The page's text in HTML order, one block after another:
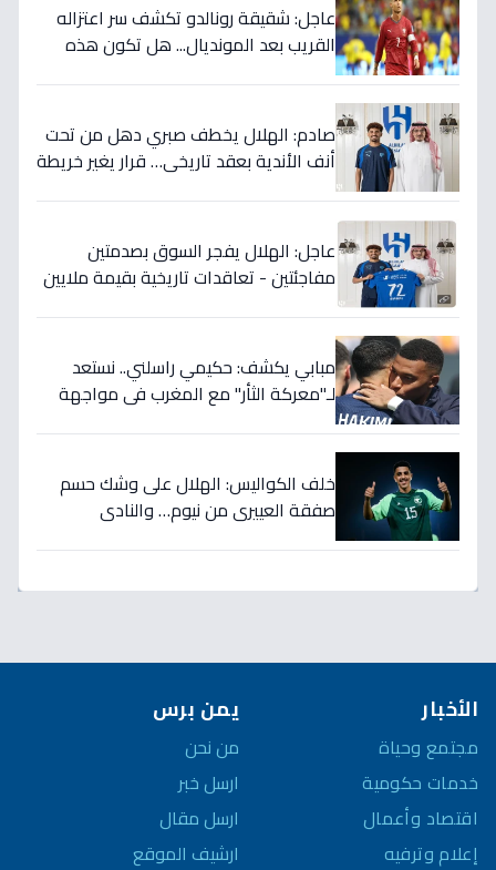
عاجل: شقيقة رونالدو تكشف سر اعتزاله
القريب بعد المونديال... هل تكون هذه
صادم: الهلال يخطف صبري دهل من تحت
أنف الأندية بعقد تاريخي… قرار يغير خريطة
عاجل: الهلال يفجر السوق بصدمتين
مفاجئتين - تعاقدات تاريخية بقيمة ملايين
مبابي يكشف: حكيمي راسلني.. نستعد
لـ"معركة الثأر" مع المغرب في مواجهة
خلف الكواليس: الهلال على وشك حسم
صفقة العييري من نيوم… والنادي
الأخبار
مجتمع وحياة
خدمات حكومية
اقتصاد وأعمال
إعلام وترفيه
يمن برس
من نحن
ارسل خبر
ارسل مقال
ارشيف الموقع